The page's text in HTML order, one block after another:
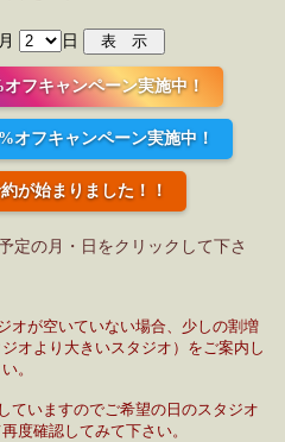
月 日
フキャンペーン実施中！
オフキャンペーン実施中！
が始まりました！！
定の月・日をクリックして下さ
オが空いていない場合、少しの割増
オより大きいスタジオ）をご案内し
。
ていますのでご希望の日のスタジオ
度確認してみて下さい。